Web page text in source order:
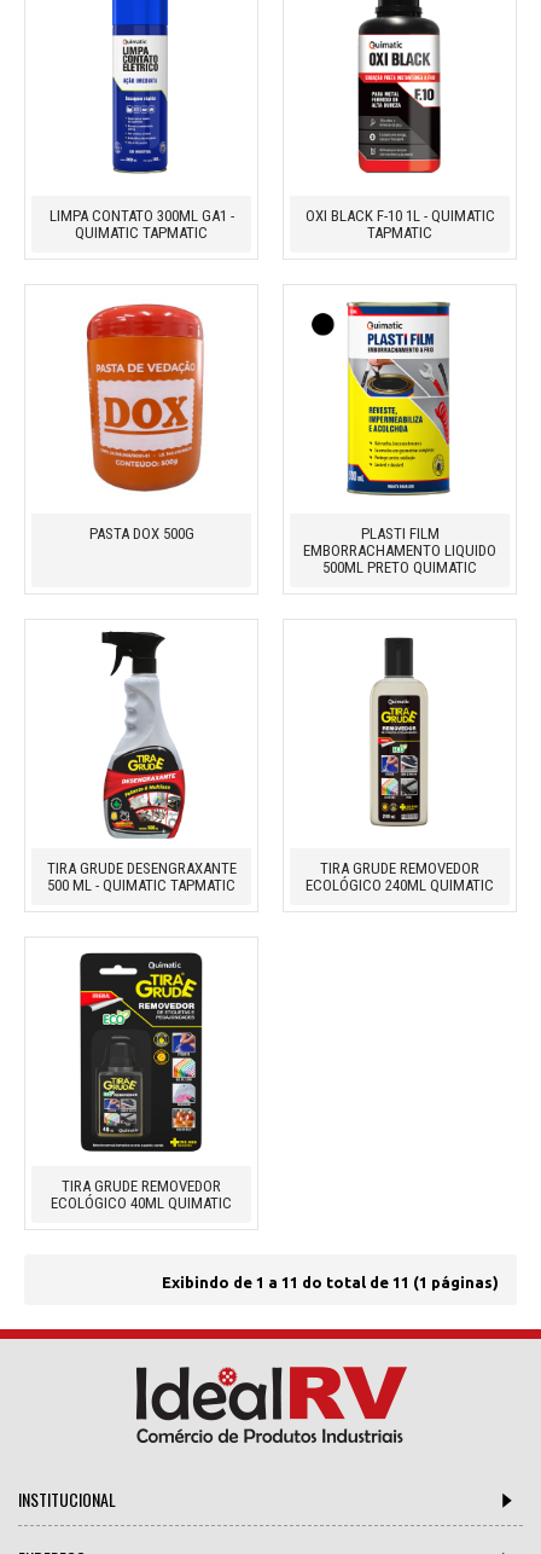
LIMPA CONTATO 300ML GA1 -
QUIMATIC TAPMATIC
OXI BLACK F-10 1L - QUIMATIC
TAPMATIC
PASTA DOX 500G
PLASTI FILM
EMBORRACHAMENTO LIQUIDO
500ML PRETO QUIMATIC
TIRA GRUDE DESENGRAXANTE
500 ML - QUIMATIC TAPMATIC
TIRA GRUDE REMOVEDOR
ECOLÓGICO 240ML QUIMATIC
TIRA GRUDE REMOVEDOR
ECOLÓGICO 40ML QUIMATIC
Exibindo de 1 a 11 do total de 11 (1 páginas)
INSTITUCIONAL